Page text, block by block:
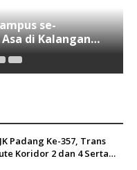
se-
di Kalangan
Digital
Padang Ke-357, Trans
Koridor 2 dan 4 Serta